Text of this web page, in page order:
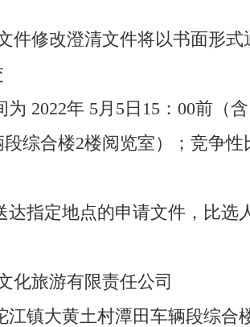
件修改澄清文件将以书面形式
为 2022年 5月5日15：00前（
综合楼2楼阅览室）；竞争性
达指定地点的申请文件，比选
化旅游有限责任公司
大黄土村潭田车辆段综合